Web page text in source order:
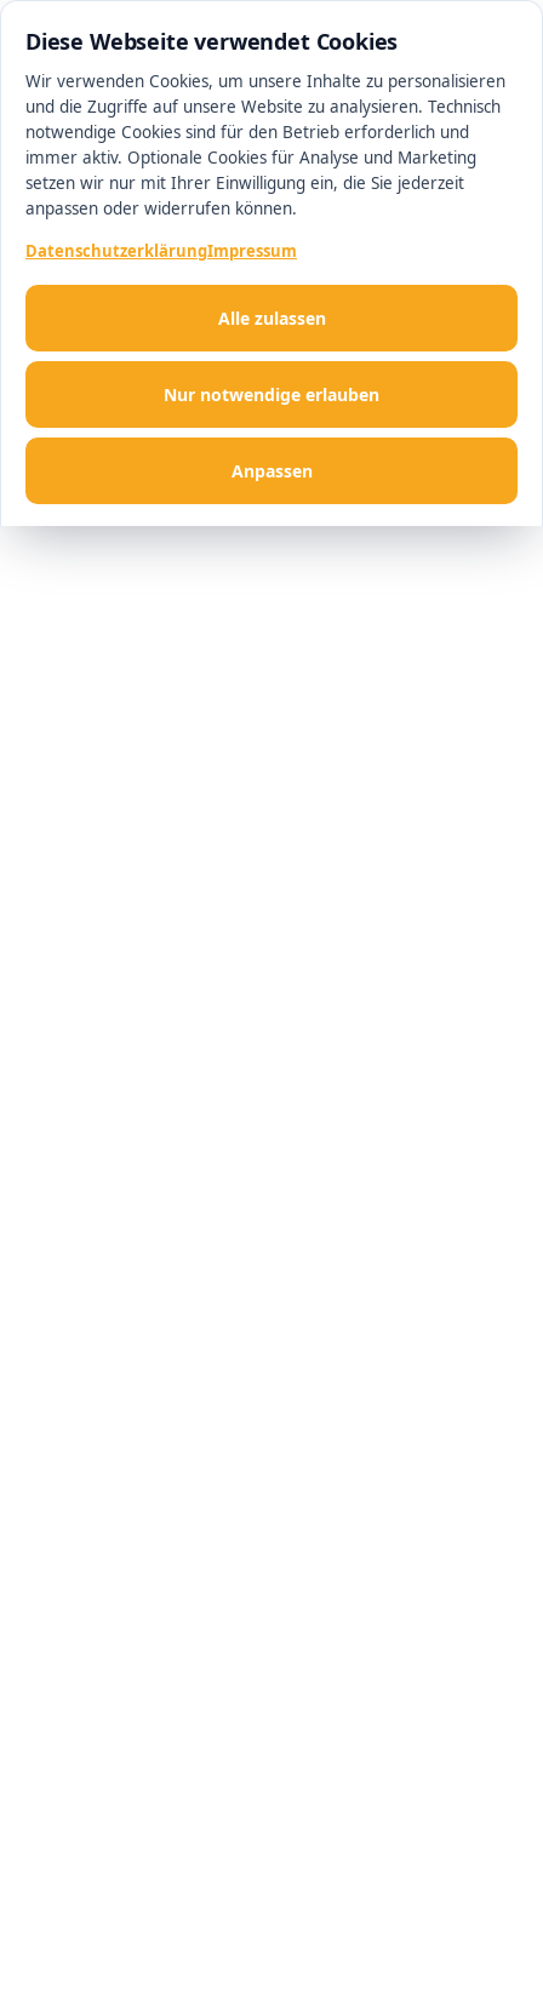
Diese Webseite verwendet Cookies
Wir verwenden Cookies, um unsere Inhalte zu personalisieren
und die Zugriffe auf unsere Website zu analysieren. Technisch
notwendige Cookies sind für den Betrieb erforderlich und
immer aktiv. Optionale Cookies für Analyse und Marketing
setzen wir nur mit Ihrer Einwilligung ein, die Sie jederzeit
anpassen oder widerrufen können.
DatenschutzerklärungImpressum
Nur notwendige erlauben
Anpassen
Alle zulassen